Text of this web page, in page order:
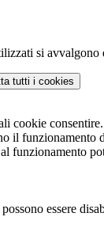
si
tutti i cookies
cookie consentire.
il funzionamento
funzionamento
essere